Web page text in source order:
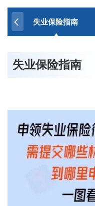
失业保险指南
失业保险指南